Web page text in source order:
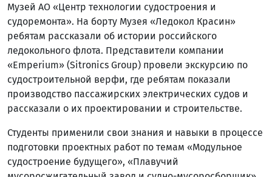
Музей АО «Центр технологии судостроения и
судоремонта». На борту Музея «Ледокол Красин»
ребятам рассказали об истории российского
ледокольного флота. Представители компании
«Emperium» (Sitronics Group) провели экскурсию по
судостроительной верфи, где ребятам показали
производство пассажирских электрических судов и
рассказали о их проектировании и строительстве.
Студенты применили свои знания и навыки в процессе
подготовки проектных работ по темам «Модульное
судостроение будущего», «Плавучий